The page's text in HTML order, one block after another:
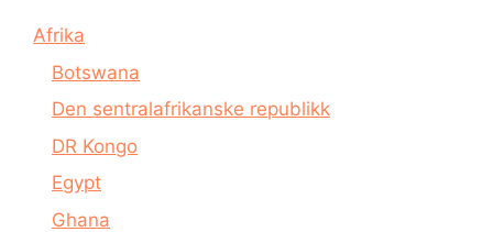
Afrika
Botswana
Den sentralafrikanske republikk
DR Kongo
Egypt
Ghana